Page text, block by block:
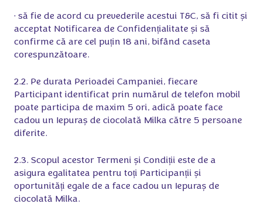
• să fie de acord cu prevederile acestui T&C, să fi citit și
acceptat Notificarea de Confidențialitate și să
confirme că are cel puțin 18 ani, bifând caseta
corespunzătoare.
2.2. Pe durata Perioadei Campaniei, fiecare
Participant identificat prin numărul de telefon mobil
poate participa de maxim 5 ori, adică poate face
cadou un Iepuraș de ciocolată Milka către 5 persoane
diferite.
2.3. Scopul acestor Termeni și Condiții este de a
asigura egalitatea pentru toți Participanții și
oportunități egale de a face cadou un Iepuraș de
ciocolată Milka.